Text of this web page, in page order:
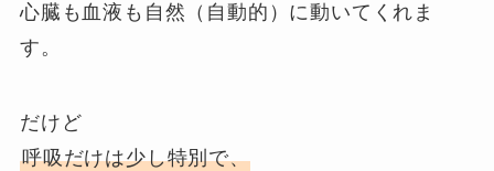
心臓も血液も自然（自動的）に動いてくれま
す。
だけど
呼吸だけは少し特別で、